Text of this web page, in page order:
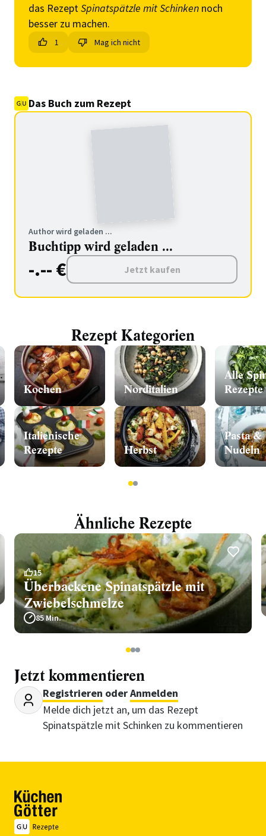
das RezeptSpinatspätzle mit Schinken noch
besser zu machen.
1 Mag ich nicht
Das Buch zum Rezept
Author wird geladen ...
Buchtipp wird geladen ...
-.-- € Jetzt kaufen
Rezept Kategorien
Kochen
Italienische
Rezepte
Norditalien
Herbst
Alle
Rezepte
Pasta &
Nudeln
12
Ähnliche Rezepte
15
Überbackene Spinatspätzle mit
Zwiebelschmelze
85 Min.
123
Jetzt kommentieren
Registrieren oderAnmelden
Melde dich jetzt an, um das Rezept
Spinatspätzle mit Schinken zu kommentieren